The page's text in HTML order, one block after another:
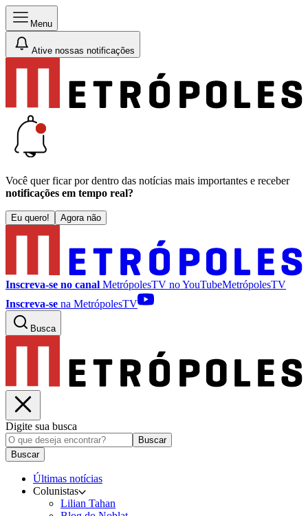
Menu
Ative nossas notificações
Você quer ficar por dentro das notícias mais importantes e receber
notificações em tempo real?
Eu quero! Agora não
Inscreva-se no canal MetrópolesTV noYouTubeMetrópolesTV
Inscreva-se na MetrópolesTV
Busca
Digite sua busca
Buscar
Buscar
Últimas notícias
Colunistas
Lilian Tahan